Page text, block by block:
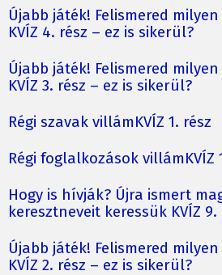
Újabb játék! Felismered
KVÍZ 4. rész – ez is sikerül?
Újabb játék! Felismered
KVÍZ 3. rész – ez is sikerül?
Régi szavak villámKVÍZ 1. rész
Régi foglalkozások villámKVÍZ
Hogy is hívják? Újra ismert
keresztneveit keressük KVÍZ 9.
Újabb játék! Felismered
KVÍZ 2. rész – ez is sikerül?